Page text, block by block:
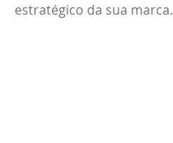
estratégico da sua marca.